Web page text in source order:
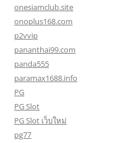
onesiamclub.site
onoplus168.com
p2vvip
pananthai99.com
panda555
paramax1688.info
PG
PG Slot
PG Slot เว็บใหม่
pg77